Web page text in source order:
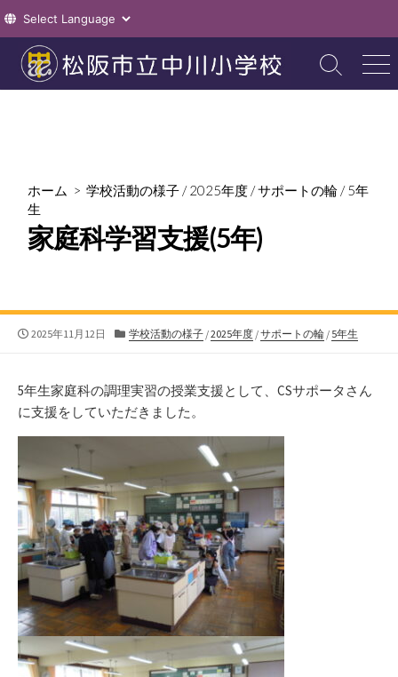
テ
検
索
メ
ニ
ホーム > 学校活動の様子 /2025年度 /サポートの輪 /5年
生
家庭科学習支援(5年)
公
2025年11月12日
カ
リ
ー
学校活動の様子/2025年度/サポートの輪/ 5年生
5年生家庭科の調理実習の授業支援として、CSサポータさん
に支援をしていただきました。